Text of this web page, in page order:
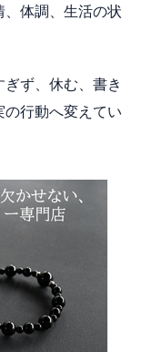
体調、生活の状
ず、休む、書き
行動へ変えてい